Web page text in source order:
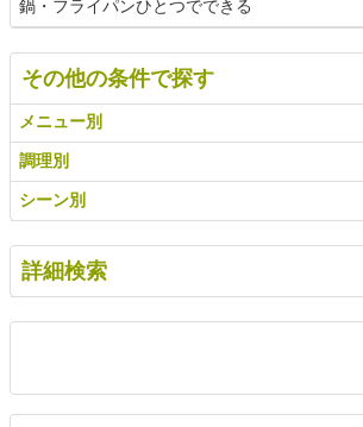
鍋・フライパンひとつでできる
その他の条件で探す
メニュー別
調理別
シーン別
詳細検索